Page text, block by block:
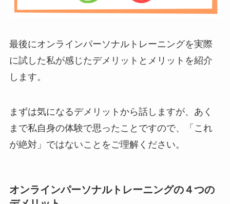
最後にオンラインパーソナルトレーニングを実際
に試した私が感じたデメリットとメリットを紹介
します。
まずは気になるデメリットから話しますが、あく
まで私自身の体験で思ったことですので、「これ
が絶対」ではないことをご理解ください。
オンラインパーソナルトレーニングの４つの